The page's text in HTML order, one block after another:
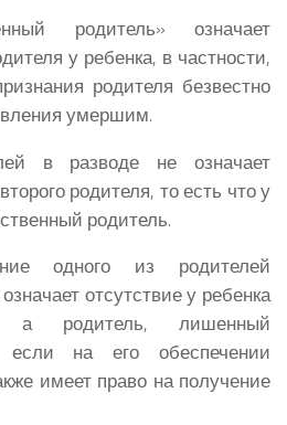
родитель» означает
у ребенка, в частности,
родителя безвестно
умершим.
в разводе не означает
родителя, то есть что у
родитель.
одного из родителей
отсутствие у ребенка
а родитель, лишенный
если на его обеспечении
имеет право на получение